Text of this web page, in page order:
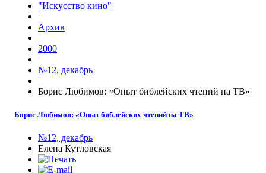
"Искусство кино"
|
Архив
|
2000
|
№12, декабрь
|
Борис Любимов: «Опыт библейских чтений на ТВ»
Борис Любимов: «Опыт библейских чтений на ТВ»
№12, декабрь
Елена Кутловская